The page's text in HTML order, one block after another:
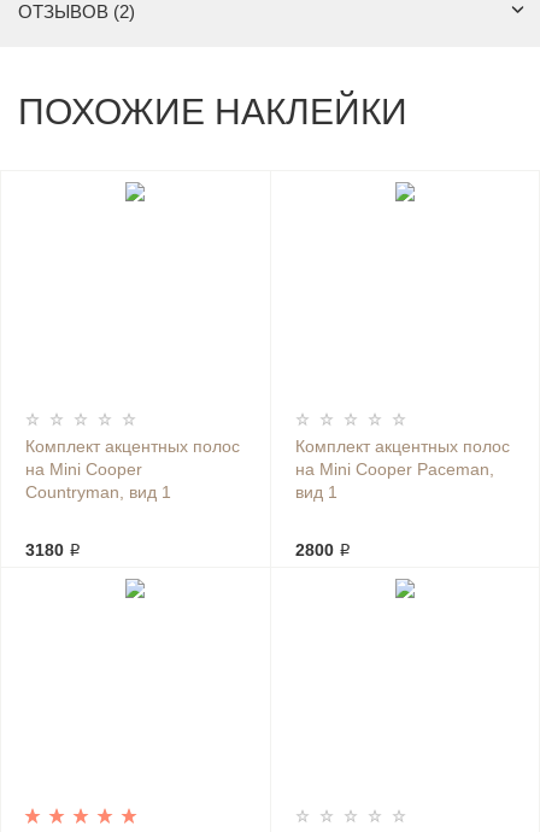
ОТЗЫВОВ (2)
ПОХОЖИЕ НАКЛЕЙКИ
Комплект акцентных полос
на Mini Cooper
Countryman, вид 1
3180 ₽
Комплект акцентных полос
на Mini Cooper Paceman,
вид 1
2800 ₽